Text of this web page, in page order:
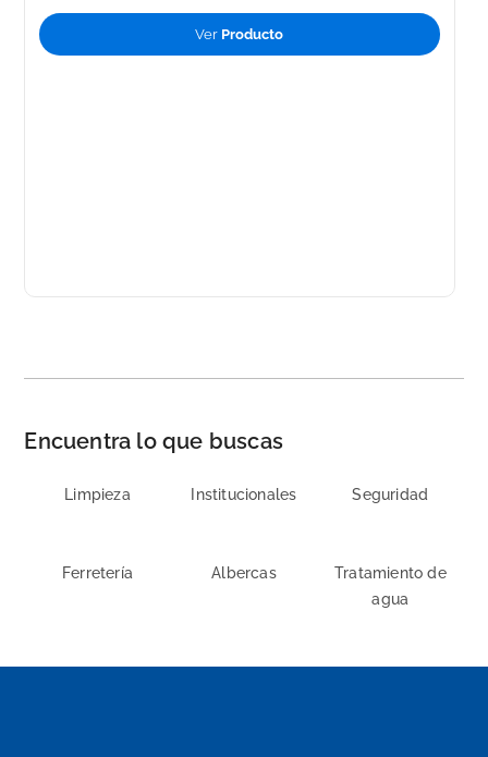
Serie 400NG Nueva
Generación
Ver Producto
Encuentra lo que buscas
Limpieza Institucionales Seguridad
Ferretería Albercas
Tratamiento de
agua